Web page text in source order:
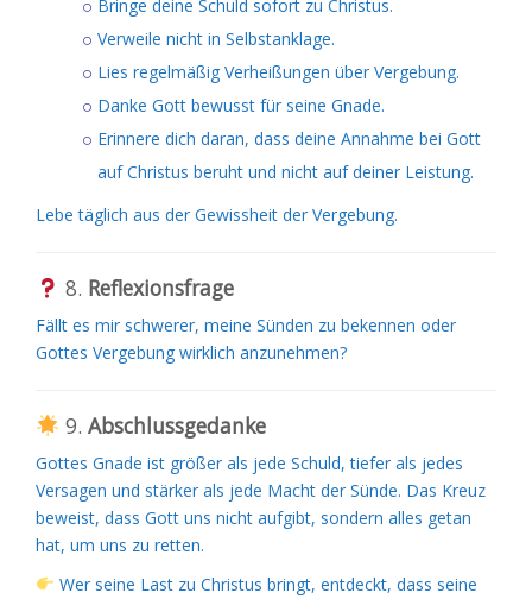
Bringe deine Schuld sofort zu Christus.
Verweile nicht in Selbstanklage.
Lies regelmäßig Verheißungen über Vergebung.
Danke Gott bewusst für seine Gnade.
Erinnere dich daran, dass deine Annahme bei Gott
auf Christus beruht und nicht auf deiner Leistung.
Lebe täglich aus der Gewissheit der Vergebung.
8. Reflexionsfrage
Fällt es mir schwerer, meine Sünden zu bekennen oder
Gottes Vergebung wirklich anzunehmen?
9. Abschlussgedanke
Gottes Gnade ist größer als jede Schuld, tiefer als jedes
Versagen und stärker als jede Macht der Sünde. Das Kreuz
beweist, dass Gott uns nicht aufgibt, sondern alles getan
hat, um uns zu retten.
Wer seine Last zu Christus bringt, entdeckt, dass seine